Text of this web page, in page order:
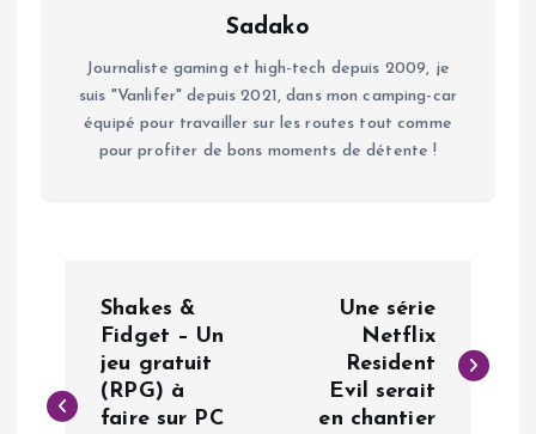
Sadako
Journaliste gaming et high-tech depuis 2009, je
suis "Vanlifer" depuis 2021, dans mon camping-car
équipé pour travailler sur les routes tout comme
pour profiter de bons moments de détente !
v
Shakes &
Fidget – Un
jeu gratuit
(RPG) à
faire sur PC
Une série
Netflix
Resident
Evil serait
en chantier